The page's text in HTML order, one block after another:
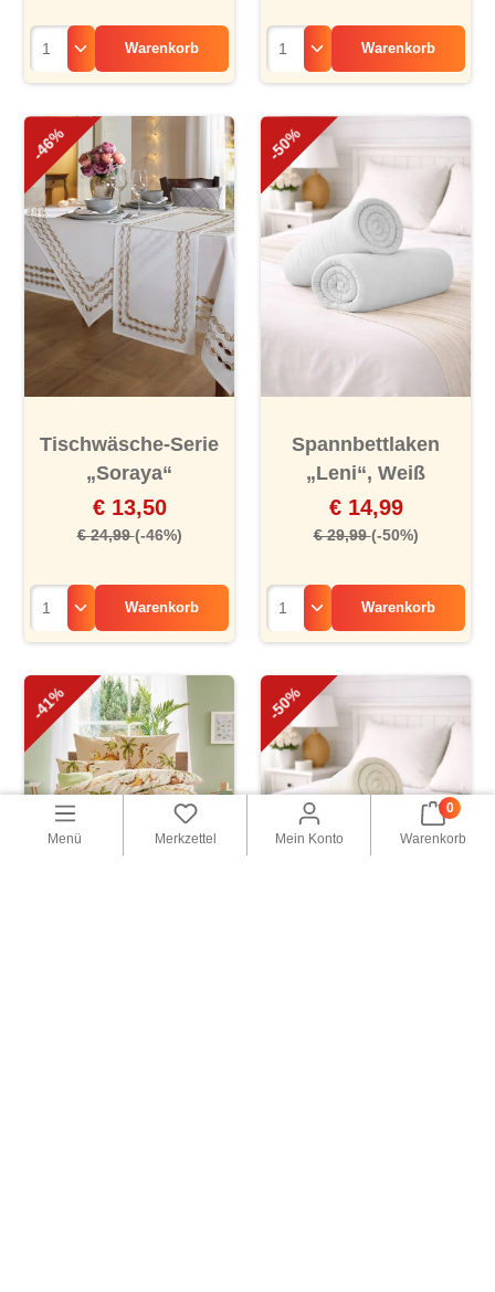
Warenkorb Warenkorb
-46%
Tischwäsche-Serie
„Soraya“
€ 13,50
€ 24,99(-46%)
Warenkorb
-50%
Spannbettlaken
„Leni“, Weiß
€ 14,99
€ 29,99(-50%)
Warenkorb
-41% -50%
Menü Merkzettel Mein Konto
0
Warenkorb